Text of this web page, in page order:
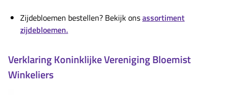
Zijdebloemen bestellen? Bekijk onsassortiment
zijdebloemen.
Verklaring Koninklijke Vereniging Bloemist
Winkeliers